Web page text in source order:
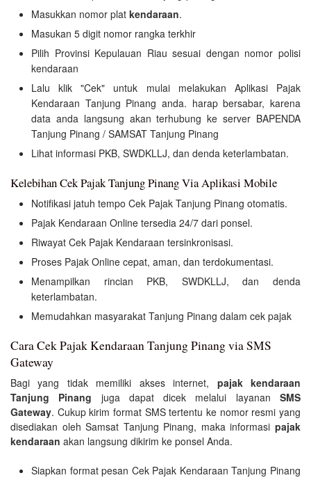
Masukkan nomor plat kendaraan.
Masukan 5 digit nomor rangka terkhir
Pilih Provinsi Kepulauan Riau sesuai dengan nomor polisi
kendaraan
Lalu klik "Cek" untuk mulai melakukan Aplikasi Pajak
Kendaraan Tanjung Pinang anda. harap bersabar, karena
data anda langsung akan terhubung ke server BAPENDA
Tanjung Pinang / SAMSAT Tanjung Pinang
Lihat informasi PKB, SWDKLLJ, dan denda keterlambatan.
Kelebihan Cek Pajak Tanjung Pinang Via Aplikasi Mobile
Notifikasi jatuh tempo Cek Pajak Tanjung Pinang otomatis.
Pajak Kendaraan Online tersedia 24/7 dari ponsel.
Riwayat Cek Pajak Kendaraan tersinkronisasi.
Proses Pajak Online cepat, aman, dan terdokumentasi.
Menampilkan rincian PKB, SWDKLLJ, dan denda
keterlambatan.
Memudahkan masyarakat Tanjung Pinang dalam cek pajak
Cara Cek Pajak Kendaraan Tanjung Pinang via SMS
Gateway
Bagi yang tidak memiliki akses internet, pajak kendaraan
Tanjung Pinang juga dapat dicek melalui layananSMS
Gateway. Cukup kirim format SMS tertentu ke nomor resmi yang
disediakan oleh Samsat Tanjung Pinang, maka informasi pajak
kendaraan akan langsung dikirim ke ponsel Anda.
Siapkan format pesan Cek Pajak Kendaraan Tanjung Pinang